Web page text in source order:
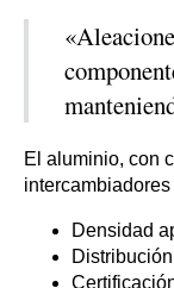
El aluminio, con
Densidad